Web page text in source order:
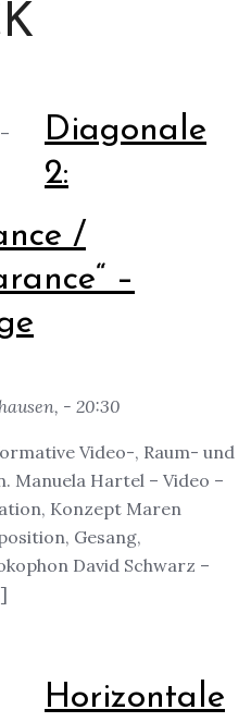
Diagonale
2:
/
–
- 20:30
Video-, Raum- und
Manuela Hartel – Video –
Konzept Maren
Gesang,
David Schwarz –
Horizontale